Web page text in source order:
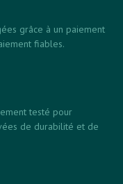
grâce à un paiement
fiables.
testé pour
de durabilité et de